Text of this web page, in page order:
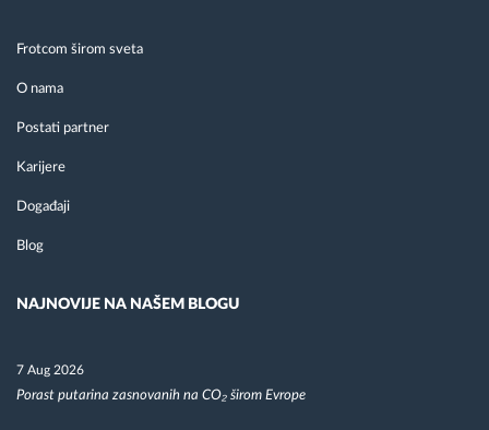
Frotcom širom sveta
O nama
Postati partner
Karijere
Događaji
Blog
NAJNOVIJE NA NAŠEM BLOGU
7 Aug 2026
Porast putarina zasnovanih na CO₂ širom Evrope